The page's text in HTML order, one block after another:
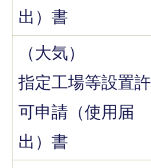
出）書
（大気）
指定工場等設置許
可申請（使用届
出）書